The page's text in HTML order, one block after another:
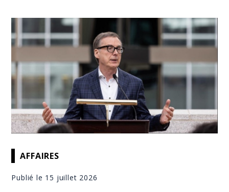
AFFAIRES
Publié le 15 juillet 2026